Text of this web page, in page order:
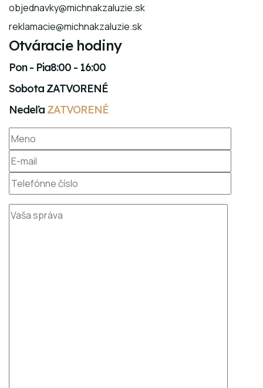
objednavky@michnakzaluzie.sk
reklamacie@michnakzaluzie.sk
Otváracie hodiny
Pon - Pia8:00 - 16:00
Sobota ZATVORENÉ
Nedeľa ZATVORENÉ